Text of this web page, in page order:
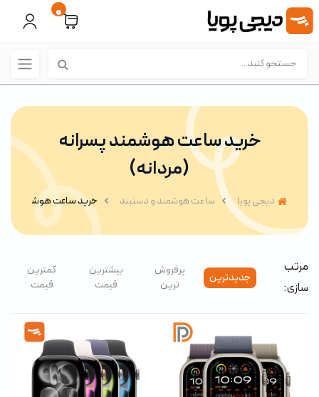
0
خرید ساعت هوشمند پسرانه
(مردانه)
دیجی پویا ساعت هوشمند و دستبند خرید ساعت هوشمند
مرتب
سازی:
جدیدترین
پرفروش
ترین
بیشترین
قیمت
کمترین
قیمت